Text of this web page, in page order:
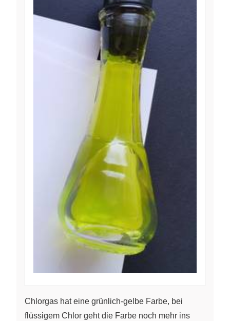
Chlorgas hat eine grünlich-gelbe Farbe, bei
flüssigem Chlor geht die Farbe noch mehr ins